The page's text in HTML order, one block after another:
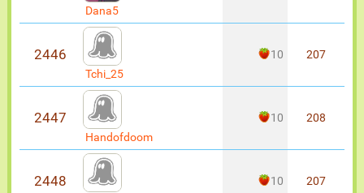
Dana5
2446
Tchi_25
10 207
2447
Handofdoom
10 208
2448 10 207